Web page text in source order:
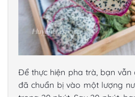
Để thực hiện pha trà, bạn vẫn
đã chuẩn bị vào một lượng